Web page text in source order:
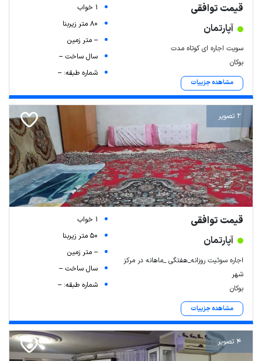
قیمت توافقی
آپارتمان
سویت اجاره ای کوتاه مدت
بوکان
مشاهده جزییات
1 خواب
80 متر زیربنا
-- متر زمین
سال ساخت --
شماره طبقه: --
2 تصویر
قیمت توافقی
آپارتمان
اجاره سوئیت روزانه_هفتگی _ماهانه در مرکز
شهر
بوکان
مشاهده جزییات
1 خواب
50 متر زیربنا
-- متر زمین
سال ساخت --
شماره طبقه: --
4 تصویر